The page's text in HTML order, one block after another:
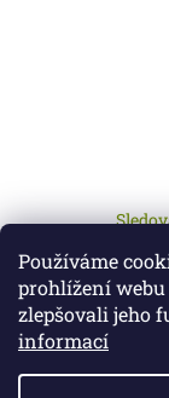
Používáme
prohlížení
zlepšovali jeho
informací